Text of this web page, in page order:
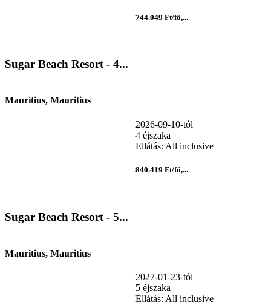
744.049 Ft/fő,...
Sugar Beach Resort - 4...
Mauritius, Mauritius
2026-09-10-tól
4 éjszaka
Ellátás: All inclusive
840.419 Ft/fő,...
Sugar Beach Resort - 5...
Mauritius, Mauritius
2027-01-23-tól
5 éjszaka
Ellátás: All inclusive